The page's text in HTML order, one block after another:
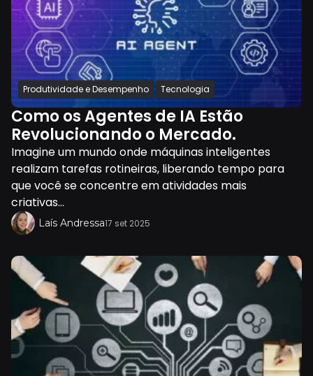
Produtividade e Desempenho Tecnologia
Como os Agentes de IA Estão
Revolucionando o Mercado.
Imagine um mundo onde máquinas inteligentes
realizam tarefas rotineiras, liberando tempo para
que você se concentre em atividades mais
criativas...
Laís Andressa17 set 2025